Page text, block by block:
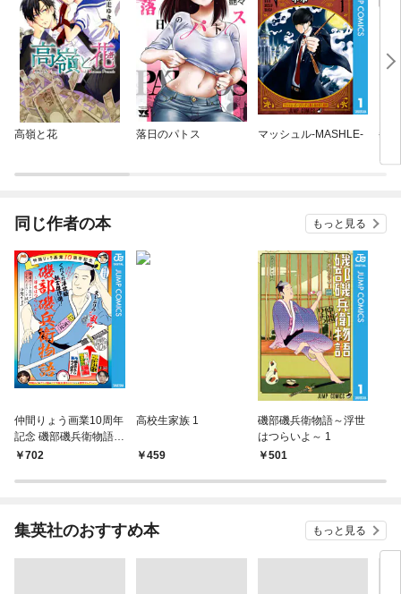
高嶺と花 落日のパトス マッシュル-MASHLE- 拳
同じ作者の本 もっと見る
仲間りょう画業10周年
記念 磯部磯兵衛物語～
浮世はつらいよ～ 拙者
よね…で候
702
高校生家族 1
459
磯部磯兵衛物語～浮世
はつらいよ～ 1
501
集英社のおすすめ本 もっと見る